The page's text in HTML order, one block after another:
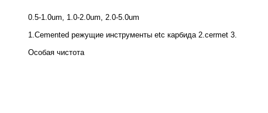
0.5-1.0um, 1.0-2.0um, 2.0-5.0um
1.Cemented режущие инструменты etc карбида 2.cermet 3.
Особая чистота